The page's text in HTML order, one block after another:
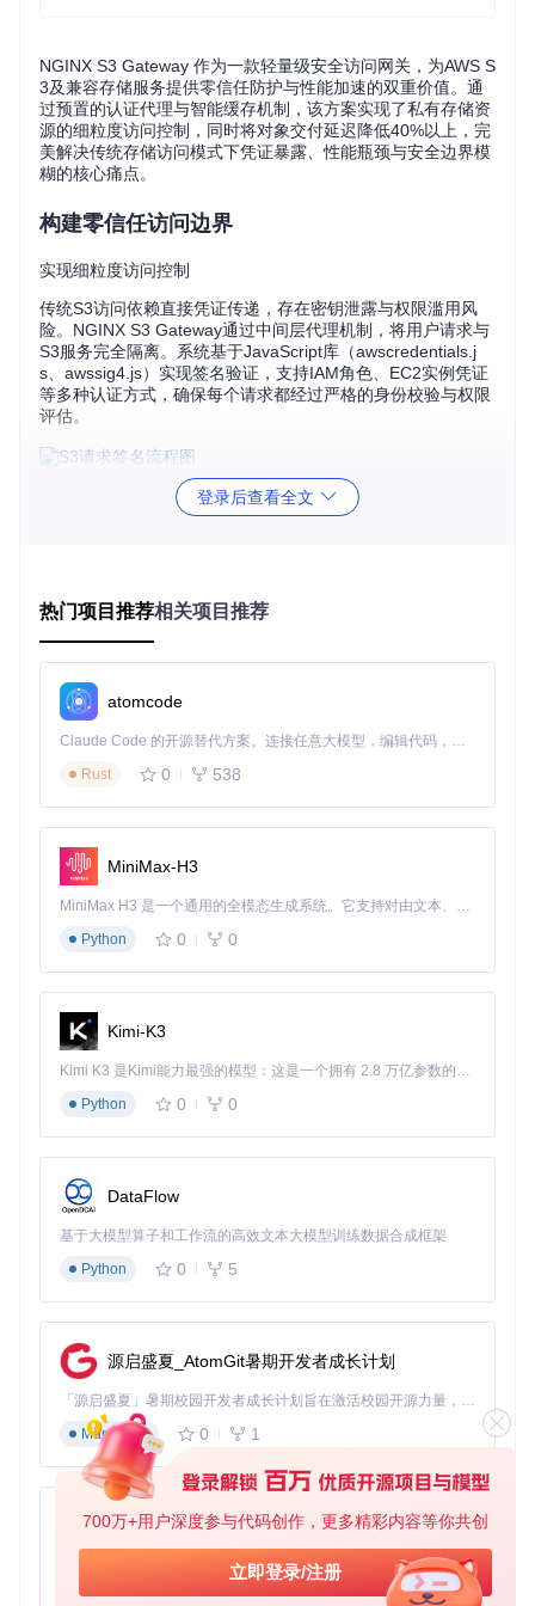
700万+用户深度参与代码创作，更多精彩内容等你共创
立即登录/注册
NGINX S3 Gateway 作为一款轻量级安全访问网关，为AWS S
3及兼容存储服务提供零信任防护与性能加速的双重价值。通
过预置的认证代理与智能缓存机制，该方案实现了私有存储资
源的细粒度访问控制，同时将对象交付延迟降低40%以上，完
美解决传统存储访问模式下凭证暴露、性能瓶颈与安全边界模
糊的核心痛点。
构建零信任访问边界
实现细粒度访问控制
传统S3访问依赖直接凭证传递，存在密钥泄露与权限滥用风
险。NGINX S3 Gateway通过中间层代理机制，将用户请求与
S3服务完全隔离。系统基于JavaScript库（awscredentials.j
s、awssig4.js）实现签名验证，支持IAM角色、EC2实例凭证
等多种认证方式，确保每个请求都经过严格的身份校验与权限
评估。
图：S3请求签名流程展示了从认证请求到生成签名的完整安全
输。管理员可通过 common/etc/nginx/nginx.conf
书链，并启用HSTS策略强制客户端使用HTTPS连接。配合M
odSecurity模块（examples/modsecurity/），可有效拦截SQL
注入、XSS等常见攻击向量，构建纵深防御体系。
优化对象存储性能
测试数据显示，启用缓存后读操作吞吐量提升3倍，S3源站请
求量减少65%。
体积减少70%，特别适合移动端低带宽环境下的资源交付。
业务场景验证
痛点：某制造业企业需向合作伙伴安全共享设计图纸，直接暴
露S3链接存在数据泄露风险。
解决方案
：部署NGINX S3 Gateway作为访问入口，配置基于I
P白名单与JWT的双重认证，仅授权合作伙伴访问指定前缀的
文档资源。
收益：实现文档访问的全程审计，数据泄露风险降低90%，同
媒体资源分发平台
痛点：视频平台面临海量用户并发访问，S3源站频繁出现请求
峰值导致服务不稳定。
解决方案：利用网关的缓存集群与请求限流功能，将热门视频
片段缓存至边缘节点，并通过 common/etc/nginx/templates/v
4_headers.conf.template
：源站负载降低75%，播放卡顿率从15%降至2%，用户
观看完成率提升28%。
：跨国企业需要在AWS与私有MinIO存储间无缝切换，传
统方案需客户端适配不同API。
登录后查看全文
热门项目推荐相关项目推荐
atomcode
Claude Code 的开源替代方案。连接任意大模型，编辑代码，运行命令，自动验证 — 全自动执行。用 Rust 构建，极致性能。 ｜ An open-source alternative to Claude Code. Connect any LLM, edit code, run commands, and verify changes — autonomously. Built in Rust for speed. Get Started
Rust
0 538
MiniMax-H3
MiniMax H3 是一个通用的全模态生成系统。它支持对由文本、图像、视频和音频组成的多模态上下文进行统一理解，并能生成分辨率高达 2K、时长可达 15 秒的带原生立体声音频的视频。得益于面向任务泛化的系统设计，H3 在预训练阶段就已具备广泛的多模态上下文理解与生成能力，能够出色地执行复杂的多模态指令。
Python
0 0
Kimi-K3
Kimi K3 是Kimi能力最强的模型：这是一个拥有 2.8 万亿参数的混合专家（MoE）模型，具备原生视觉理解能力，并支持 100 万 token 的上下文窗口。
Python
0 0
DataFlow
基于大模型算子和工作流的高效文本大模型训练数据合成框架
Python
0 5
源启盛夏_AtomGit暑期开发者成长计划
「源启盛夏」暑期校园开发者成长计划旨在激活校园开源力量，通过积分激励、认证扶持、资源倾斜等形式，引导高校组织和开发者完成「入驻 — 建项目 — 做贡献 — 获认证 — 得资源」的完整闭环。无论你是想带领社团入驻平台的组织者，还是希望用代码贡献证明自己的开发者，都能在这里找到属于你的成长路径。
Markdown
0 1
py-xiaozhi
基于Python的Xiaozhi AI，适用于想要完整Xiaozhi体验而无需拥有专用硬件的用户。
Python
0 1